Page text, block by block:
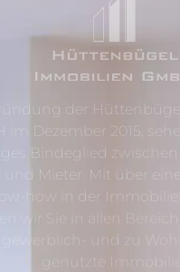
der
im Dezember 2015,
Bindeglied zwischen
und Mieter. Mit über
how in der
gewerblich- und zu
genutzte Immobilie.